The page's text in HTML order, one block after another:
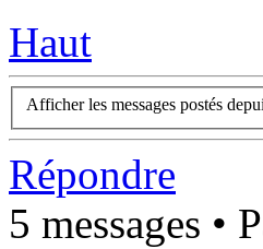
Haut
Afficher les messages postés
Répondre
5 messages •